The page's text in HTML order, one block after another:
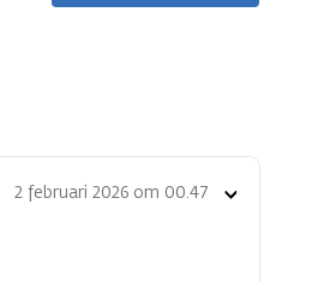
2 februari 2026 om 00.47
Toon